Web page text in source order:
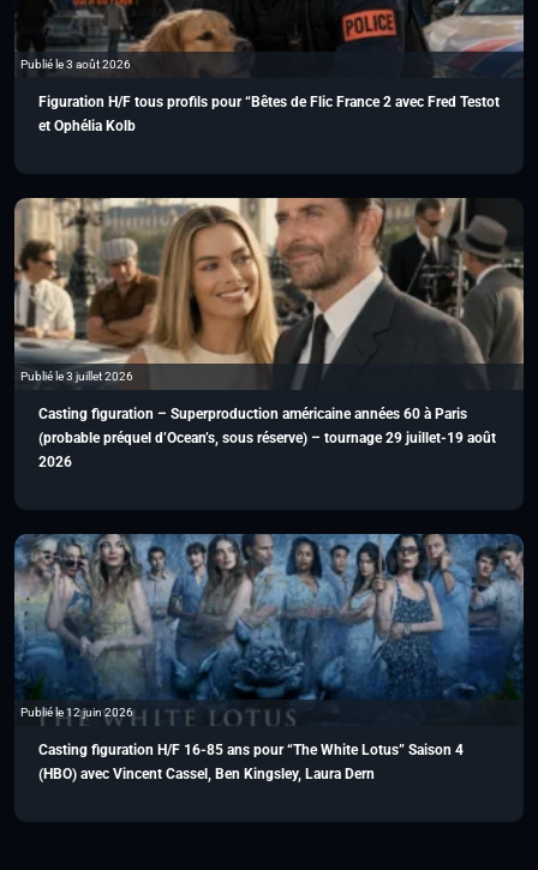
Publié le 3 août 2026
Figuration H/F tous profils pour “Bêtes de Flic France 2 avec Fred Testot
et Ophélia Kolb
Publié le 3 juillet 2026
Casting figuration – Superproduction américaine années 60 à Paris
(probable préquel d’Ocean’s, sous réserve) – tournage 29 juillet-19 août
2026
Publié le 12 juin 2026
Casting figuration H/F 16-85 ans pour “The White Lotus” Saison 4
(HBO) avec Vincent Cassel, Ben Kingsley, Laura Dern